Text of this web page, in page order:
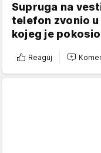
Supruga na
telefon zvonio
kojeg je
Reaguj